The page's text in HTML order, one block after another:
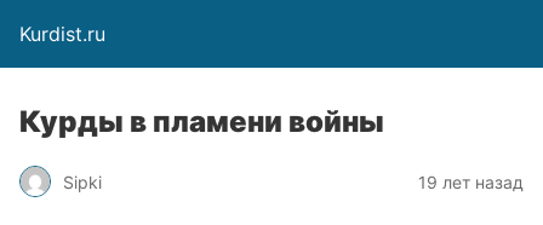
Kurdist.ru
Курды в пламени войны
Sipki 19 лет назад